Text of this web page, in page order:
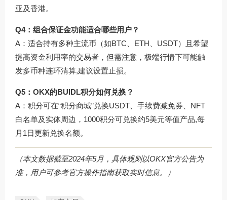
亚及香港。
Q4：组合保证金功能适合哪些用户？
A：适合持有多种主流币（如BTC、ETH、USDT）且希望
提高资金利用率的交易者，但需注意，极端行情下可能触
发多币种连环清算,建议设置止损。
Q5：OKX的BUIDL积分如何兑换？
A：积分可在“积分商城”兑换USDT、手续费减免券、NFT
白名单及实体周边，1000积分可兑换约5美元等值产品,每
月1日更新兑换名额。
（本文数据截至2024年5月，具体规则以OKX官方公告为
准，用户可参考官方操作指南获取实时信息。）